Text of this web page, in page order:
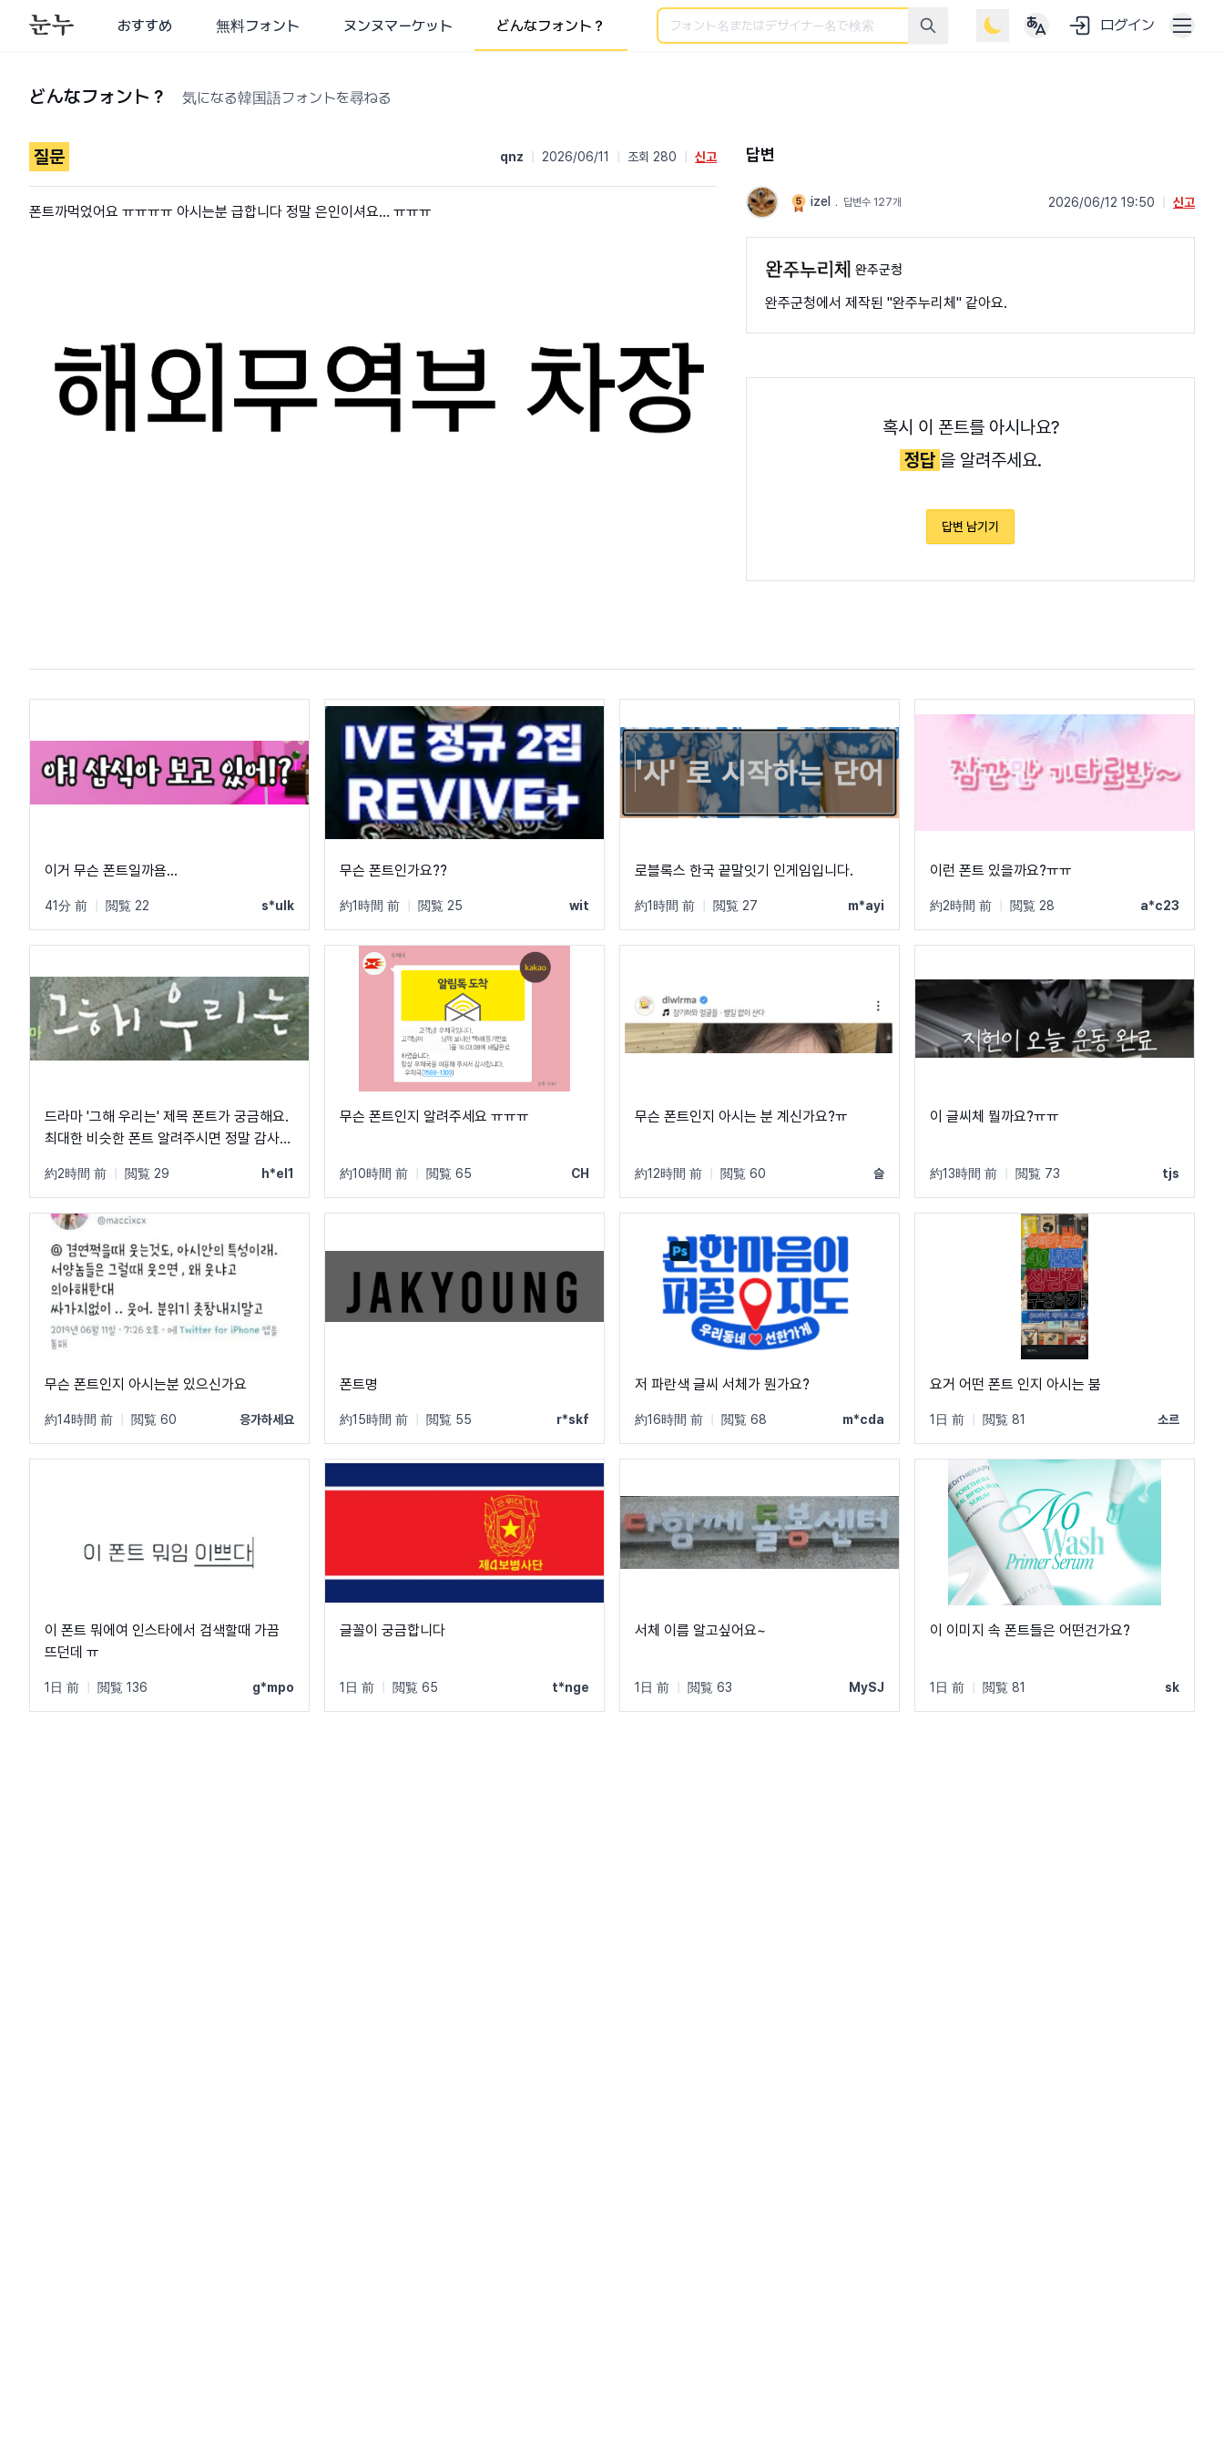
おすすめ 無料フォント ヌンヌマーケット どんなフォント？
検索 ログイン
どんなフォント？ 気になる韓国語フォントを尋ねる
질문 qnz 2026/06/11 조회 280 신고
폰트까먹었어요 ㅠㅠㅠㅠ 아시는분 급합니다 정말 은인이셔요... ㅠㅠㅠ
답변
izel ﹒ 답변수 127개 2026/06/12 19:50 신고
완주군청
완주군청에서 제작된 "완주누리체" 같아요.
혹시 이 폰트를 아시나요?
정답 을 알려주세요.
답변 남기기
이거 무슨 폰트일까욤...
41分 前 閲覧 22 s*ulk
무슨 폰트인가요??
約1時間 前 閲覧 25 wit
로블록스 한국 끝말잇기 인게임입니다.
約1時間 前 閲覧 27 m*ayi
이런 폰트 있을까요?ㅠㅠ
約2時間 前 閲覧 28 a*c23
드라마 '그해 우리는' 제목 폰트가 궁금해요.
최대한 비슷한 폰트 알려주시면 정말 감사하
約2時間 前 閲覧 29 h*el1
무슨 폰트인지 알려주세요 ㅠㅠㅠ
約10時間 前 閲覧 65 CH
무슨 폰트인지 아시는 분 계신가요?ㅠ
約12時間 前 閲覧 60 슬
이 글씨체 뭘까요?ㅠㅠ
約13時間 前 閲覧 73 tjs
무슨 폰트인지 아시는분 있으신가요
約14時間 前 閲覧 60 응가하세요
폰트명
約15時間 前 閲覧 55 r*skf
저 파란색 글씨 서체가 뭔가요?
約16時間 前 閲覧 68 m*cda
요거 어떤 폰트 인지 아시는 붐
1日 前 閲覧 81 소르
이 폰트 뭐에여 인스타에서 검색할때 가끔
뜨던데 ㅠ
1日 前 閲覧 136 g*mpo
글꼴이 궁금합니다
1日 前 閲覧 65 t*nge
서체 이름 알고싶어요~
1日 前 閲覧 63 MySJ
이 이미지 속 폰트들은 어떤건가요?
1日 前 閲覧 81 sk